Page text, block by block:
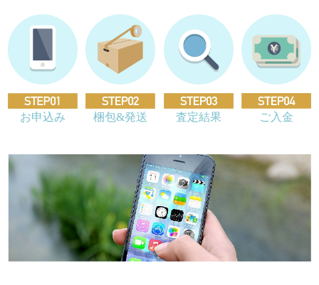
お申込み 梱包&発送 査定結果 ご入金